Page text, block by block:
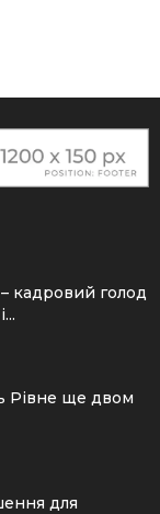
кадровий голод
Рівне ще двом
для